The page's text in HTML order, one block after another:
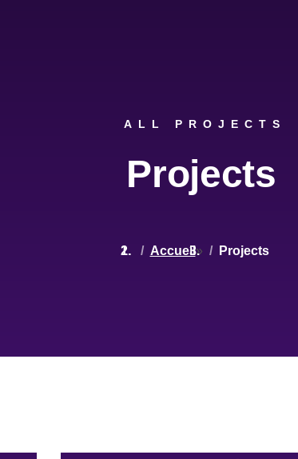
ALL PROJECTS
Projects
Accueil» Projects